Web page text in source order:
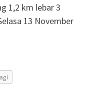
1,2 km lebar 3
13 November